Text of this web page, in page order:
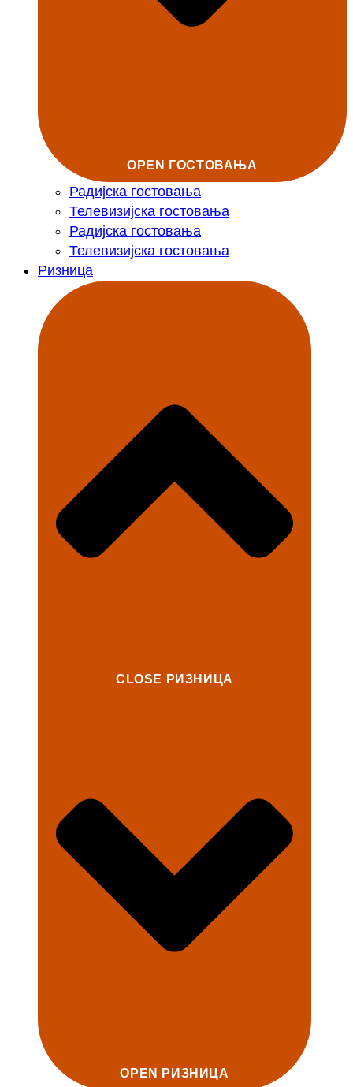
OPEN ГОСТОВАЊА
Радијска гостовања
Телевизијска гостовања
Радијска гостовања
Телевизијска гостовања
Ризница
CLOSE РИЗНИЦА
OPEN РИЗНИЦА